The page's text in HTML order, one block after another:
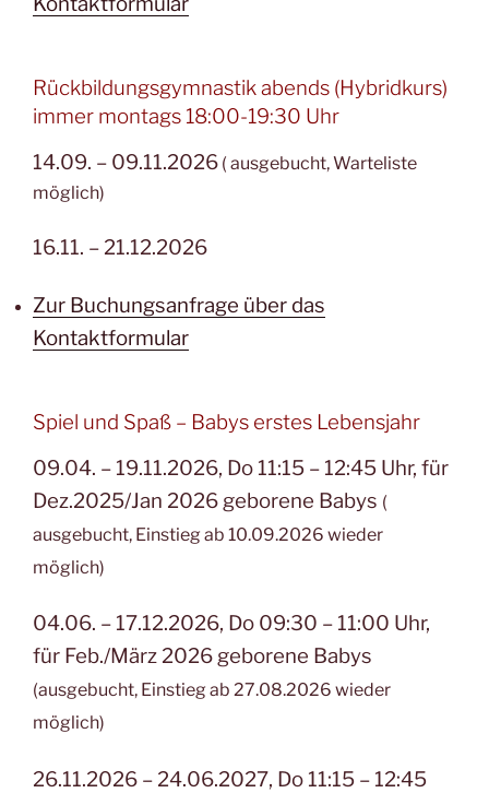
Rückbildungsgymnastik abends (Hybridkurs)
immer montags 18:00-19:30 Uhr
14.09. – 09.11.2026 ( ausgebucht, Warteliste
möglich)
16.11. – 21.12.2026
Zur Buchungsanfrage über das
Kontaktformular
Spiel und Spaß – Babys erstes Lebensjahr
09.04. – 19.11.2026, Do 11:15 – 12:45 Uhr, für
Dez.2025/Jan 2026 geborene Babys (
ausgebucht, Einstieg ab 10.09.2026 wieder
möglich)
04.06. – 17.12.2026, Do 09:30 – 11:00 Uhr,
für Feb./März 2026 geborene Babys
(ausgebucht, Einstieg ab 27.08.2026 wieder
möglich)
26.11.2026 – 24.06.2027, Do 11:15 – 12:45